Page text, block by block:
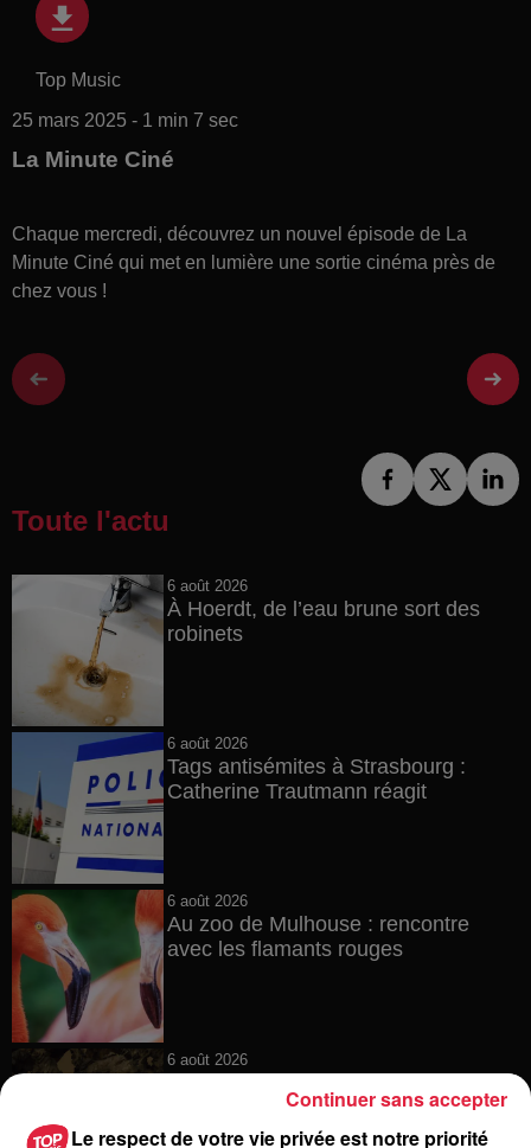
Top Music
25 mars 2025 - 1 min 7 sec
La Minute Ciné
Chaque mercredi, découvrez un nouvel épisode de La
Minute Ciné qui met en lumière une sortie cinéma près de
chez vous !
Toute l'actu
6 août 2026
À Hoerdt, de l’eau brune sort des
robinets
6 août 2026
Tags antisémites à Strasbourg :
Catherine Trautmann réagit
6 août 2026
Au zoo de Mulhouse : rencontre
avec les flamants rouges
6 août 2026
pape à Metz en septembre
Le respect de votre vie privée est notre priorité
Continuer sans accepter